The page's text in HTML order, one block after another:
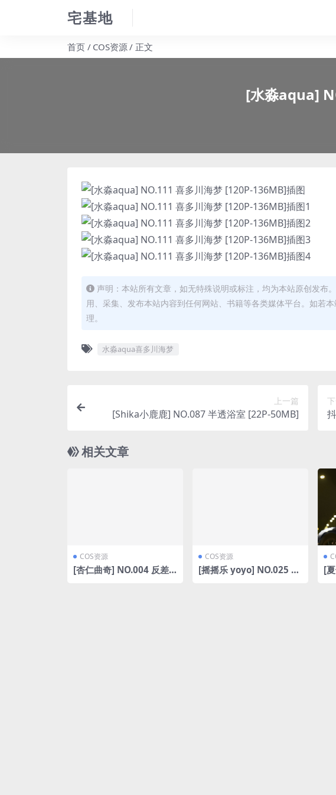
宅基地
首页 COS资源 正文
[水淼aqua]
声明：本站所有文章，如无特殊说明或标注，均为本站原创发布
用、采集、发布本站内容到任何网站、书籍等各类媒体平台。如若
理。
水淼aqua喜多川海梦
上一篇
[Shika小鹿鹿] NO.087 半透浴室 [22P-50MB]
相关文章
COS资源
[杏仁曲奇] NO.004 反差
COS资源
[摇摇乐 yoyo] NO.025 御
[